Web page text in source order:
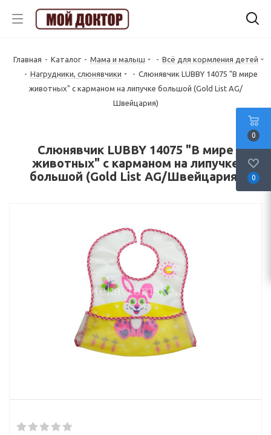
Главная - Каталог - Мама и малыш - Всё для кормления детей
- Нагрудники, слюнявчики - Слюнявчик LUBBY 14075 "В мире
животных" с карманом на липучке большой (Gold List AG/
Швейцария)
Слюнявчик LUBBY 14075 "В мире
животных" с карманом на липучке
большой (Gold List AG/Швейцария)
0
0